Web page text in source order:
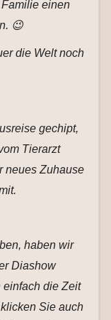
einen
😉
die Welt noch
gechipt,
Tierarzt
neues Zuhause
haben wir
Diashow
einfach die Zeit
Sie auch